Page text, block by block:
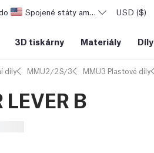
Spojené státy americké USD ($)
3D tiskárny Materiály Díly
díly MMU2/2S/3 MMU3 Plastové díly
LEVER B